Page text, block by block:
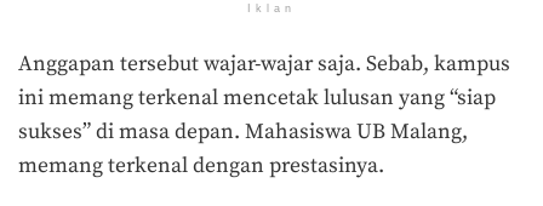
Iklan
Anggapan tersebut wajar-wajar saja. Sebab, kampus
ini memang terkenal mencetak lulusan yang “siap
sukses” di masa depan. Mahasiswa UB Malang,
memang terkenal dengan prestasinya.